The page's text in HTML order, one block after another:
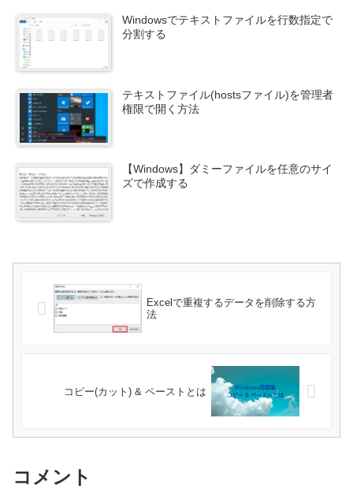
Windowsでテキストファイルを行数指定で
分割する
テキストファイル(hostsファイル)を管理者
権限で開く方法
【Windows】ダミーファイルを任意のサイ
ズで作成する
Excelで重複するデータを削除する方
法
コピー(カット) & ペーストとは
コメント